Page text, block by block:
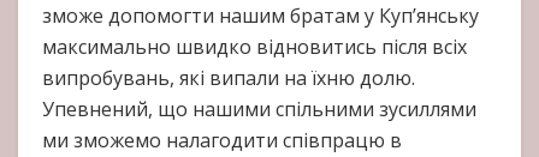
зможе допомогти нашим братам у Куп’янську
максимально швидко відновитись після всіх
випробувань, які випали на їхню долю.
Упевнений, що нашими спільними зусиллями
ми зможемо налагодити співпрацю в